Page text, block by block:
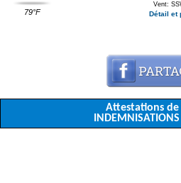
79°F
Vent:
Détail et
Attestations de